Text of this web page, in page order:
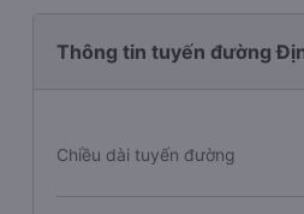
Thông tin tuyến đường
Chiều dài tuyến đường